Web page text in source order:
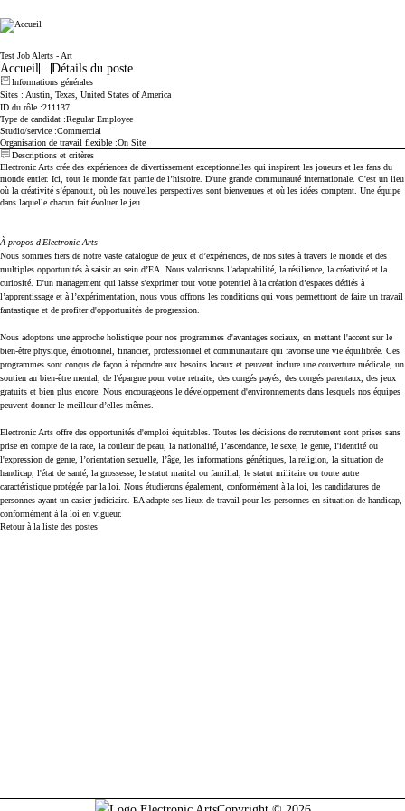
Electronic Arts
Test Job Alerts - Art
Accueil...Détails du poste
Informations générales
Sites : Austin, Texas, United States of America
ID du rôle 211137
Type de candidat Regular Employee
Studio/service Commercial
Organisation de travail flexible On Site
Descriptions et critères
Electronic Arts crée des expériences de divertissement exceptionnelles qui inspirent les joueurs et les fans du
monde entier. Ici, tout le monde fait partie de l’histoire. D'une grande communauté internationale. C'est un lieu
où la créativité s’épanouit, où les nouvelles perspectives sont bienvenues et où les idées comptent. Une équipe
dans laquelle chacun fait évoluer le jeu.
À propos d'Electronic Arts
Nous sommes fiers de notre vaste catalogue de jeux et d’expériences, de nos sites à travers le monde et des
multiples opportunités à saisir au sein d’EA. Nous valorisons l’adaptabilité, la résilience, la créativité et la
curiosité. D'un management qui laisse s'exprimer tout votre potentiel à la création d’espaces dédiés à
l’apprentissage et à l’expérimentation, nous vous offrons les conditions qui vous permettront de faire un travail
fantastique et de profiter d'opportunités de progression.
Nous adoptons une approche holistique pour nos programmes d'avantages sociaux, en mettant l'accent sur le
bien-être physique, émotionnel, financier, professionnel et communautaire qui favorise une vie équilibrée. Ces
programmes sont conçus de façon à répondre aux besoins locaux et peuvent inclure une couverture médicale, un
soutien au bien-être mental, de l'épargne pour votre retraite, des congés payés, des congés parentaux, des jeux
gratuits et bien plus encore. Nous encourageons le développement d'environnements dans lesquels nos équipes
peuvent donner le meilleur d’elles-mêmes.
Electronic Arts offre des opportunités d'emploi équitables. Toutes les décisions de recrutement sont prises sans
prise en compte de la race, la couleur de peau, la nationalité, l’ascendance, le sexe, le genre, l'identité ou
l'expression de genre, l’orientation sexuelle, l’âge, les informations génétiques, la religion, la situation de
handicap, l'état de santé, la grossesse, le statut marital ou familial, le statut militaire ou toute autre
caractéristique protégée par la loi. Nous étudierons également, conformément à la loi, les candidatures de
personnes ayant un casier judiciaire. EA adapte ses lieux de travail pour les personnes en situation de handicap,
conformément à la loi en vigueur.
Retour à la liste des postes